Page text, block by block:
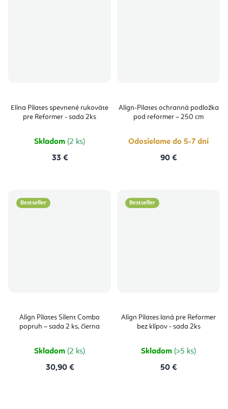
Elina Pilates spevnené rukoväte
pre Reformer - sada 2ks
Skladom (2 ks)
33 €
Align-Pilates ochranná podložka
pod reformer – 250 cm
Odosielame do 5-7 dní
90 €
Bestseller
Align Pilates Silent Combo
popruh – sada 2 ks, čierna
Skladom (2 ks)
30,90 €
Bestseller
Align Pilates laná pre Reformer
bez klipov - sada 2ks
Skladom (>5 ks)
50 €